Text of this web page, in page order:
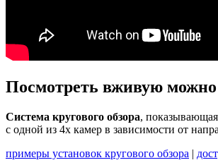
Посмотреть вживую
Система кругового обзора,
с одной из 4х камер в зависимости от
примеры установок кругового обзора |